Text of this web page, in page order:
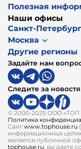
Полезная
Наши офисы
Санкт-Петербург
Москва
Другие регионы
Задайте нам
Следите за
© 2000-2025 ООО «ТОП
Политика
Сайт www.tophouse.ru
информационных
является публичной
tophouse.ru , вы даете